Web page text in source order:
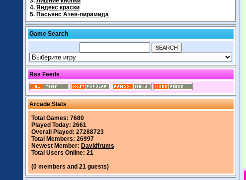
4. Яндекс краски
5. Пасьянс Атея-пирамида
Game Search
Rss Feeds
Arcade Stats
Total Games: 7680
Played Today: 2661
Overall Played: 27288723
Total Members: 26997
Newest Member: Davidfrums
Total Users Online: 21
(0 members and 21 guests)